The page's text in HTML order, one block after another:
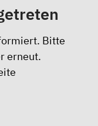
Bitte
erneut.